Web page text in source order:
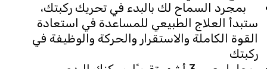
بمجرد السماح لك بالبدء في تحريك ركبتك،
ستبدأ العلاج الطبيعي للمساعدة في استعادة
القوة الكاملة والاستقرار والحركة والوظيفة في
ركبتك